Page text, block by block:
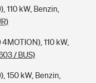
110 kW, Benzin,
110 kW,
/ BUS)
150 kW, Benzin,